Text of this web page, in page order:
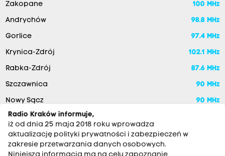
Zakopane 100 MHz
Andrychów 98.8 MHz
Gorlice 97.4 MHz
Krynica-Zdrój 102.1 MHz
Rabka-Zdrój 87.6 MHz
Szczawnica 90 MHz
Nowy Sącz
90 MHz
Radio Kraków informuje,
iż od dnia 25 maja 2018 roku wprowadza
aktualizację polityki prywatności i zabezpieczeń w
zakresie przetwarzania danych osobowych.